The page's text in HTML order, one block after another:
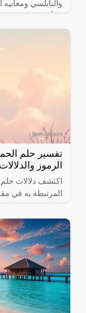
والنابلسي
تفسير حلم
الرموز والدلالات
اكتشف دلالات
المرتبطة به في